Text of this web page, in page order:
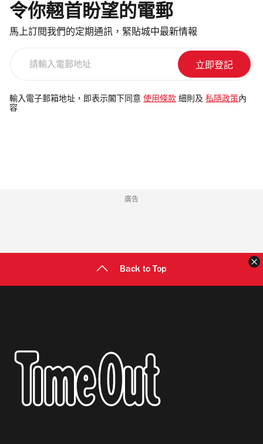
令你翹首盼望的電郵
馬上訂閱我們的定期通訊，緊貼城中最新情報
電
郵
輸入電子郵箱地址，即表示閣下同意 使用條款 細則及 私隱政策 內
容
廣告
Back to Top